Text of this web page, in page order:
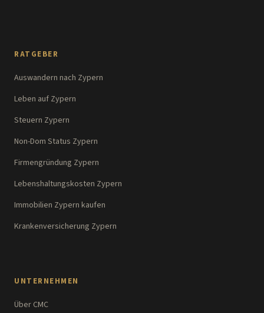
RATGEBER
Auswandern nach Zypern
Leben auf Zypern
Steuern Zypern
Non-Dom Status Zypern
Firmengründung Zypern
Lebenshaltungskosten Zypern
Immobilien Zypern kaufen
Krankenversicherung Zypern
UNTERNEHMEN
Über CMC